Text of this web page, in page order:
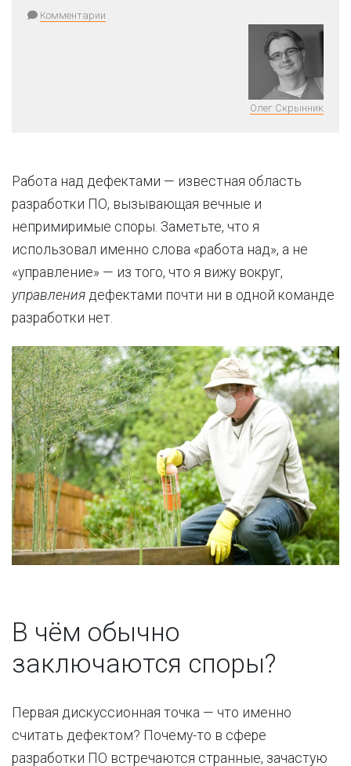
Комментарии
Олег Скрынник
Работа над дефектами — известная область
разработки ПО, вызывающая вечные и
непримиримые споры. Заметьте, что я
использовал именно слова «работа над», а не
«управление» — из того, что я вижу вокруг,
управления дефектами почти ни в одной команде
разработки нет.
В чём обычно
заключаются споры?
Первая дискуссионная точка — что именно
считать дефектом? Почему-то в сфере
разработки ПО встречаются странные, зачастую